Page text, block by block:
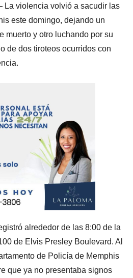
La violencia volvió a sacudir las
este domingo, dejando un
muerto y otro luchando por su
de dos tiroteos ocurridos con
alrededor de las 8:00 de la
de Elvis Presley Boulevard. Al
de Policía de Memphis
que ya no presentaba signos